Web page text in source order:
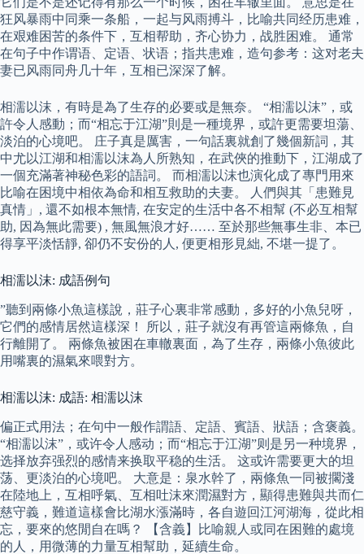
狂风暴雨中同乘一条船，一起与风雨搏斗，比喻共同经历患难，
在艰难困苦的条件下，互相帮助，齐心协力，战胜困难。 通常
在句子中作谓语、定语、状语；指共患难，造句参考：这对老夫
妻已风雨同舟几十年，互相已深深了解。
相濡以沫，有時是為了生存的必要或是無奈。 “相濡以沫”，或
許令人感動；而“相忘于江湖”則是一種境界，或許更需要坦蕩、
淡泊的心境吧。 庄子真是厲害，一句話裏就創了幾個新詞，其
中尤以江湖和相濡以沫為人所熟知，在武俠的推動下，江湖成了
一個充滿著神秘色彩的語詞。 而相濡以沫也演化成了專門用來
比喻在困境中相依為命和相互救助的夫妻。 人們與其「患難見
真情」, 還不如根本無情, 在安定的生活中各不相幫 (不必互相幫
助, 因為無此需要) , 無風無浪才好…… 至於那些無事生非、本已
得享平淡恬靜, 卻仍不安份的人, 便更相形見絀, 不堪一提了。
相濡以沫: 成語例句
”聽到兩條小魚這樣說，莊子心裏非常感動，多好的小魚兒呀，
它們的感情居然這樣深！ 所以，莊子就沒有再管這兩條魚，自
行離開了。 兩條魚被困在車轍裏面，為了生存，兩條小魚彼此
用嘴裏的濕氣來喂對方。
相濡以沫: 成語: 相濡以沫
偏正式用法；在句中一般作謂語、定語、賓語、狀語；含褒義。
“相濡以沫”，或许令人感动；而“相忘于江湖”则是另一种境界，
选择放弃强烈的感情来换取平稳的生活。 这或许需要更大的坦
荡、更淡泊的心境吧。 大意是：泉水幹了，兩條魚一同被擱淺
在陸地上，互相呼氣、互相吐沫來潤濕對方，顯得患難與共而仁
慈守義，難道這樣會比湖水漲滿時，各自遊回江河湖海，從此相
忘，要來的悠閒自在嗎？ 【含義】比喻親人或同在困難的處境
的人，用微薄的力量互相幫助，延續生命。